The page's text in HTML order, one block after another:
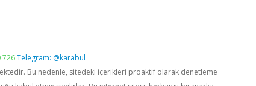
726Telegram: @karabul
Bu nedenle, sitedeki içerikleri proaktif olarak denetleme